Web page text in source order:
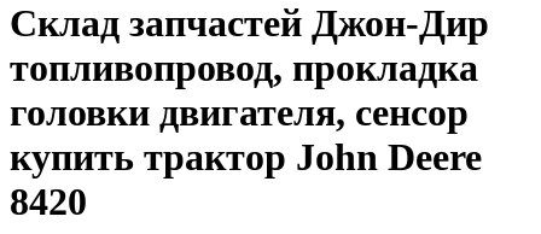
Склад запчастей Джон-Дир
топливопровод, прокладка
головки двигателя, сенсор
купить трактор John Deere
8420